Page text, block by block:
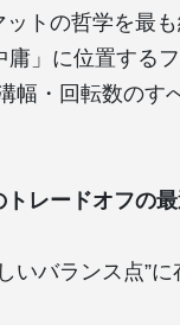
トの哲学を最
」に位置するフ
・回転数のす
レードオフの
バランス点”に